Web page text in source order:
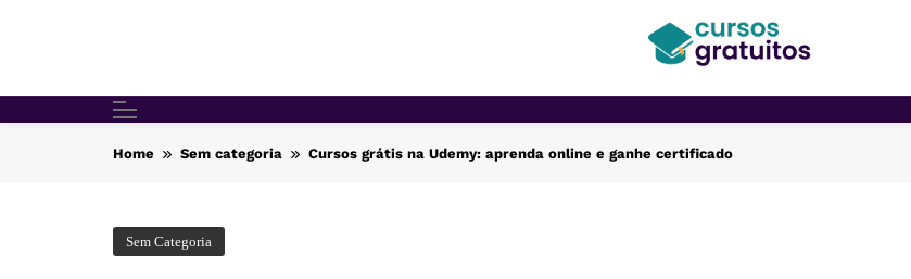
Cursos Gratuitos
Home Sem categoria Cursos grátis na Udemy: aprenda online e ganhe certificado
Sem Categoria